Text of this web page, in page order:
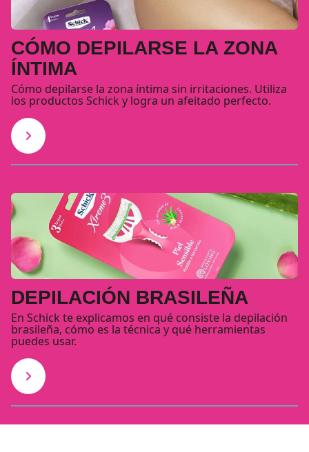
CÓMO DEPILARSE LA ZONA
ÍNTIMA
Cómo depilarse la zona íntima sin irritaciones. Utiliza
los productos Schick y logra un afeitado perfecto.
DEPILACIÓN BRASILEÑA
En Schick te explicamos en qué consiste la depilación
brasileña, cómo es la técnica y qué herramientas
puedes usar.